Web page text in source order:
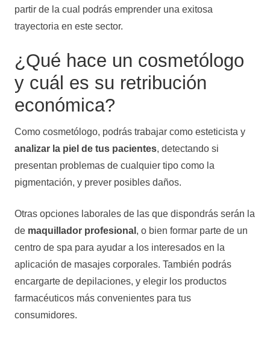
partir de la cual podrás emprender una exitosa
trayectoria en este sector.
¿Qué hace un cosmetólogo
y cuál es su retribución
económica?
Como cosmetólogo, podrás trabajar como esteticista y
analizar la piel de tus pacientes, detectando si
presentan problemas de cualquier tipo como la
pigmentación, y prever posibles daños.
Otras opciones laborales de las que dispondrás serán la
de maquillador profesional , o bien formar parte de un
centro de spa para ayudar a los interesados en la
aplicación de masajes corporales. También podrás
encargarte de depilaciones, y elegir los productos
farmacéuticos más convenientes para tus
consumidores.